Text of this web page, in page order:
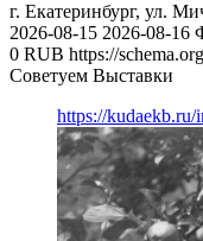
г. Екатеринбург, ул.
2026-08-15 2026-08-16
0 RUB https://
Советуем Выставки
https://kudaekb.ru/